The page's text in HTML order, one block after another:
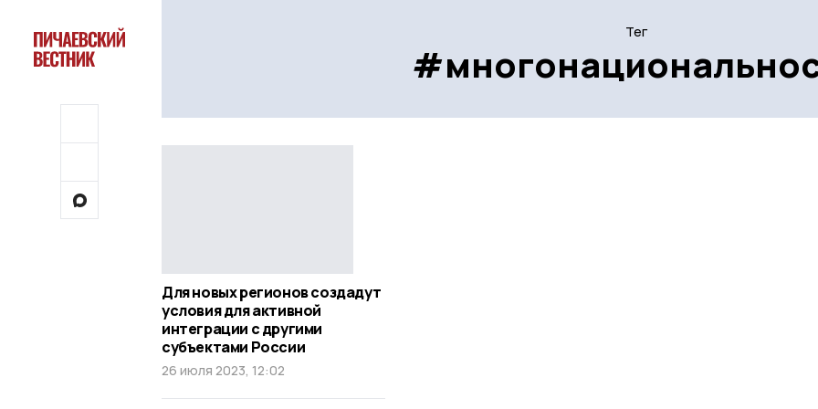
Тег
Для новых регионов создадут
условия для активной
интеграции с другими
субъектами России
26 июля 2023, 12:02